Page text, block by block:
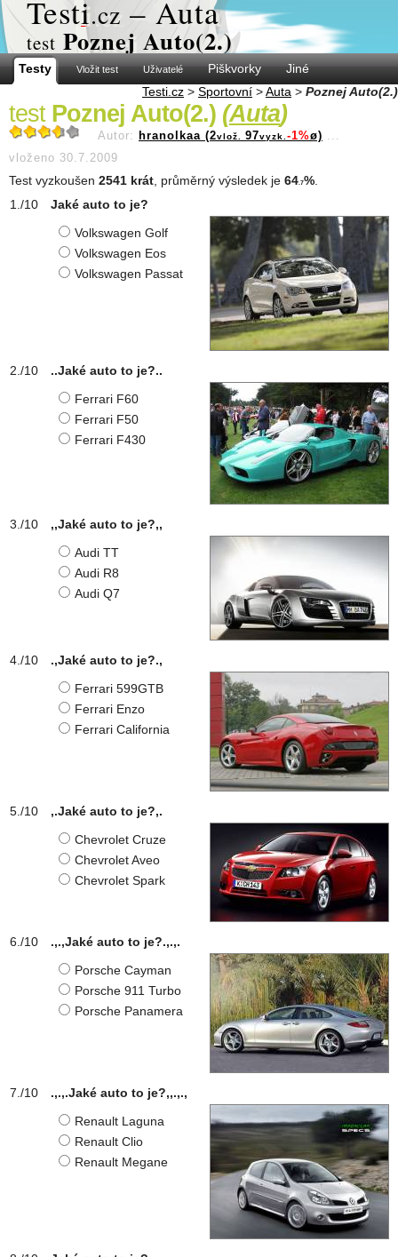
Testi.cz – Auta
test Poznej Auto(2.)
Testy Vložit test Uživatelé Piškvorky
Jiné
Testi.cz > Sportovní >Auta > Poznej Auto(2.)
test Poznej Auto(2.) (Auta)
Autor: hranolkaa (2vlož. 97vyzk. -1%ø) ...
vloženo 30.7.2009
Test vyzkoušen 2541 krát , průměrný výsledek je 64 .7%
Jaké auto to je?
Volkswagen Golf
Volkswagen Eos
Volkswagen Passat
..Jaké auto to je?..
Ferrari F60
Ferrari F50
Ferrari F430
,,Jaké auto to je?,,
Audi TT
Audi R8
Audi Q7
.,Jaké auto to je?.,
Ferrari 599GTB
Ferrari Enzo
Ferrari California
,.Jaké auto to je?,.
Chevrolet Cruze
Chevrolet Aveo
Chevrolet Spark
.,.,Jaké auto to je?.,.,.
Porsche Cayman
Porsche 911 Turbo
Porsche Panamera
.,.,.Jaké auto to je?,,.,.,
Renault Laguna
Renault Clio
Renault Megane